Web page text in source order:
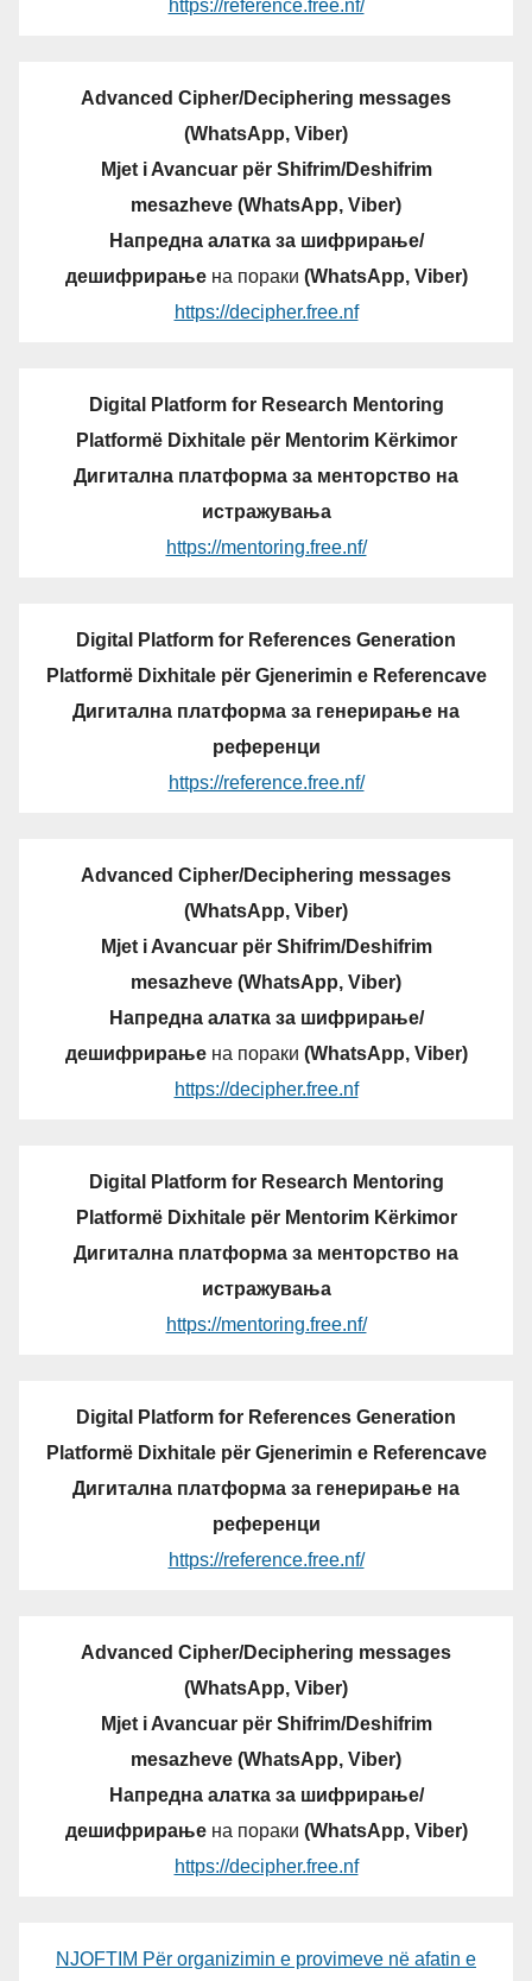
https://reference.free.nf/
Advanced Cipher/Deciphering messages
(WhatsApp, Viber)
Mjet i Avancuar për Shifrim/Deshifrim
mesazheve (WhatsApp, Viber)
Напредна алатка за шифрирање/
дешифрирањена пораки (WhatsApp, Viber)
https://decipher.free.nf
Digital Platform for Research Mentoring
Platformë Dixhitale për Mentorim Kërkimor
Дигитална платформа за менторство на
истражувања
https://mentoring.free.nf/
Digital Platform for References Generation
Platformë Dixhitale për Gjenerimin e Referencave
Дигитална платформа за генерирање на
референци
https://reference.free.nf/
Advanced Cipher/Deciphering messages
(WhatsApp, Viber)
Mjet i Avancuar për Shifrim/Deshifrim
mesazheve (WhatsApp, Viber)
Напредна алатка за шифрирање/
дешифрирањена пораки (WhatsApp, Viber)
https://decipher.free.nf
Digital Platform for Research Mentoring
Platformë Dixhitale për Mentorim Kërkimor
Дигитална платформа за менторство на
истражувања
https://mentoring.free.nf/
Digital Platform for References Generation
Platformë Dixhitale për Gjenerimin e Referencave
Дигитална платформа за генерирање на
референци
https://reference.free.nf/
Advanced Cipher/Deciphering messages
(WhatsApp, Viber)
Mjet i Avancuar për Shifrim/Deshifrim
mesazheve (WhatsApp, Viber)
Напредна алатка за шифрирање/
дешифрирањена пораки (WhatsApp, Viber)
https://decipher.free.nf
NJOFTIM Për organizimin e provimeve në afatin e